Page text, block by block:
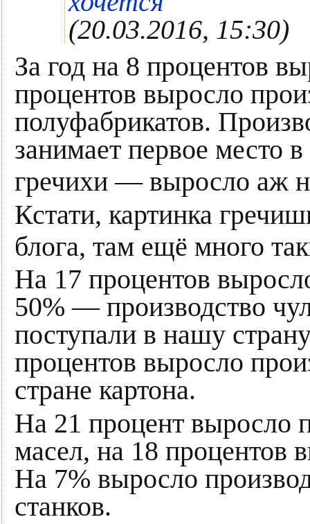
(20.03.2016, 15:30)
За год на 8 процентов
процентов выросло
полуфабрикатов.
занимает первое место
гречихи — выросло аж
Кстати, картинка
блога, там ещё много
На 17 процентов
50% — производство
поступали в нашу
процентов выросло
стране картона.
На 21 процент выросло
масел, на 18 процентов
На 7% выросло
станков.